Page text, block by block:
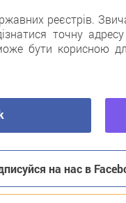
реєстрів.
точну
бути корисною
на нас в